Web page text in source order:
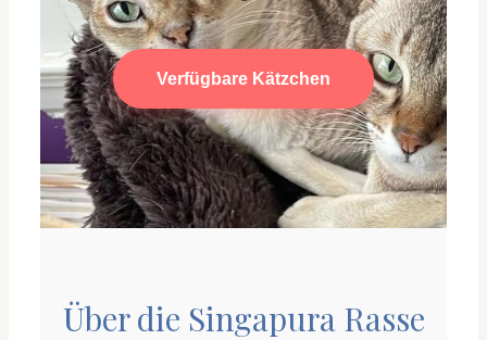
Verfügbare Kätzchen
Über die Singapura Rasse